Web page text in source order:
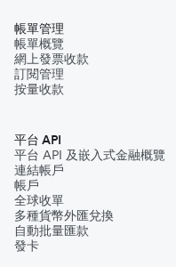
帳單管理
帳單概覽
網上發票收款
訂閱管理
按量收款
平台 API
平台 API 及嵌入式金融概覽
連結帳戶
帳戶
全球收單
多種貨幣外匯兌換
自動批量匯款
發卡